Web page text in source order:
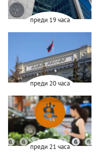
преди 19 часа
преди 20 часа
преди 21 часа